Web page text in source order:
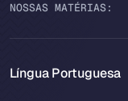
NOSSAS MATÉRIAS:
Língua Portuguesa